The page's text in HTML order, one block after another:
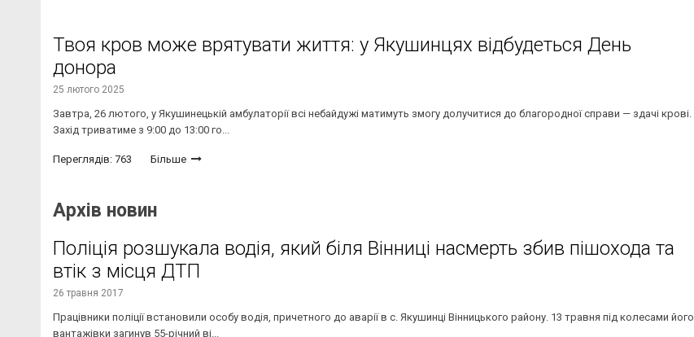
Твоя кров може врятувати життя: у Якушинцях відбудеться День
донора
25 лютого 2025
Завтра, 26 лютого, у Якушинецькій амбулаторії всі небайдужі матимуть змогу долучитися до благородної справи — здачі крові.
Захід триватиме з 9:00 до 13:00 го...
Переглядів: 763 Більше
Архів новин
Поліція розшукала водія, який біля Вінниці насмерть збив пішохода та
втік з місця ДТП
26 травня 2017
Працівники поліції встановили особу водія, причетного до аварії в с. Якушинці Вінницького району. 13 травня під колесами його
вантажівки загинув 55-річний ві...